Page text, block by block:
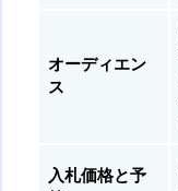
オーディエン
ス
入札価格と予